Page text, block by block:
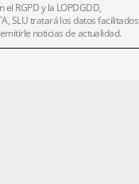
RGPD y la LOPDGDD,
SLU tratará los datos facilitados
noticias de actualidad.